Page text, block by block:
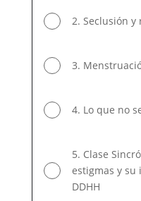
2. Seclusión y
3.
4. Lo que no
5. Clase
estigmas y su
DDHH